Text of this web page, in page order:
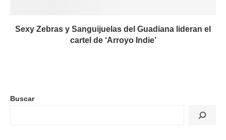
Sexy Zebras y Sanguijuelas del Guadiana lideran el
cartel de ‘Arroyo Indie’
Buscar